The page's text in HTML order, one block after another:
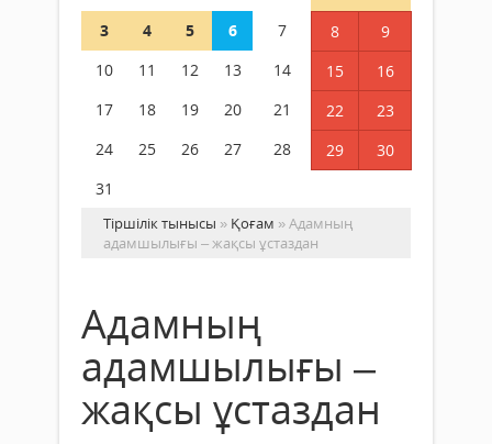
3
4 5 6 7 8
9
10
11 12 13 14 15
16
17
18 19 20 21 22
23
24
25 26 27 28 29
30
31
Тіршілік тынысы » Қоғам » Адамның
адамшылығы – жақсы ұстаздан
Адамның
адамшылығы –
жақсы ұстаздан